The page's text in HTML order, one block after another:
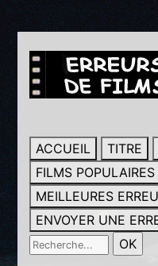
ACCUEIL TITRE
FILMS POPULAIRES
MEILLEURES
ENVOYER UNE